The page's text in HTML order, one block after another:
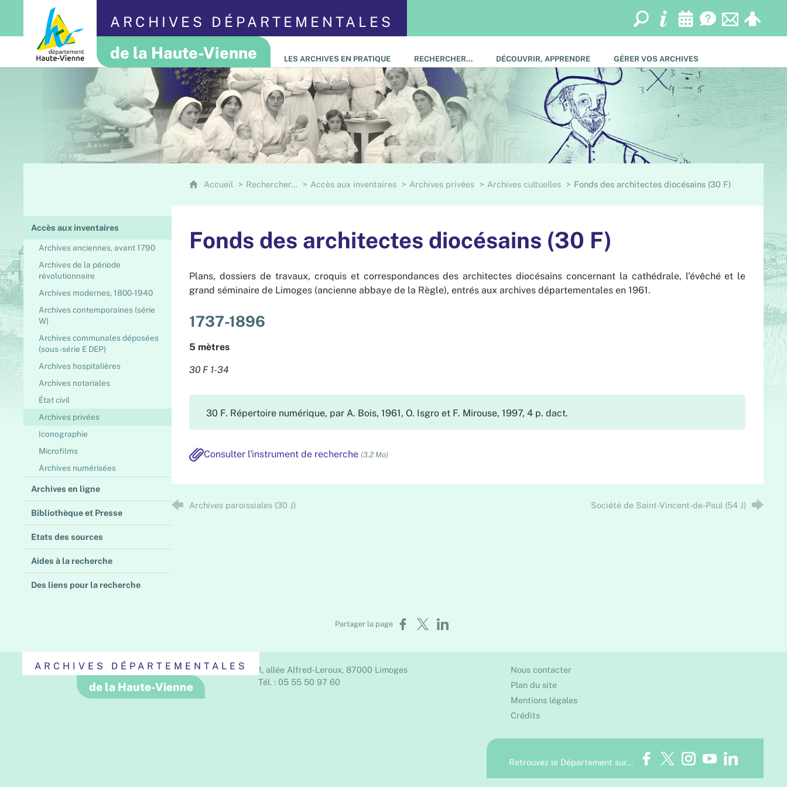
ARCHIVES DÉPARTEMENTALES
de la Haute-Vienne LES ARCHIVES EN PRATIQUE RECHERCHER… DÉCOUVRIR, APPRENDRE GÉRER VOS ARCHIVES
Accès aux inventaires
Archives anciennes, avant 1790
Archives de la période
révolutionnaire
Archives modernes, 1800-1940
Archives contemporaines (série
W)
Archives communales déposées
(sous-série E DEP)
Archives hospitalières
Archives notariales
État civil
Archives privées
Iconographie
Microfilms
Archives numérisées
Archives en ligne
Bibliothèque et Presse
Etats des sources
Aides à la recherche
Des liens pour la recherche
Accueil Rechercher… Accès aux inventaires Archives privées Archives cultuelles Fonds des architectes diocésains (30 F)
Fonds des architectes diocésains (30 F)
Plans, dossiers de travaux, croquis et correspondances des architectes diocésains concernant la cathédrale, l’évêché et le
grand séminaire de Limoges (ancienne abbaye de la Règle), entrés aux archives départementales en 1961.
1737-1896
5 mètres
30 F 1-34
30 F. Répertoire numérique, par A. Bois, 1961, O. Isgro et F. Mirouse, 1997, 4 p. dact.
Consulter l'instrument de recherche (3.2 Mo)
Archives paroissiales (30 J) Société de Saint-Vincent-de-Paul (54 J)
Partager la page Partager sur Facebook
Partager sur XPartager sur LinkedIn
ARCHIVES DÉPARTEMENTALES
de la Haute-Vienne
1, allée Alfred-Leroux, 87000 Limoges
Tél. : 05 55 50 97 60
Nous contacter
Plan du site
Mentions légales
Crédits
Retrouvez le Département sur…
Facebook
TwitterInstagram
Youtube